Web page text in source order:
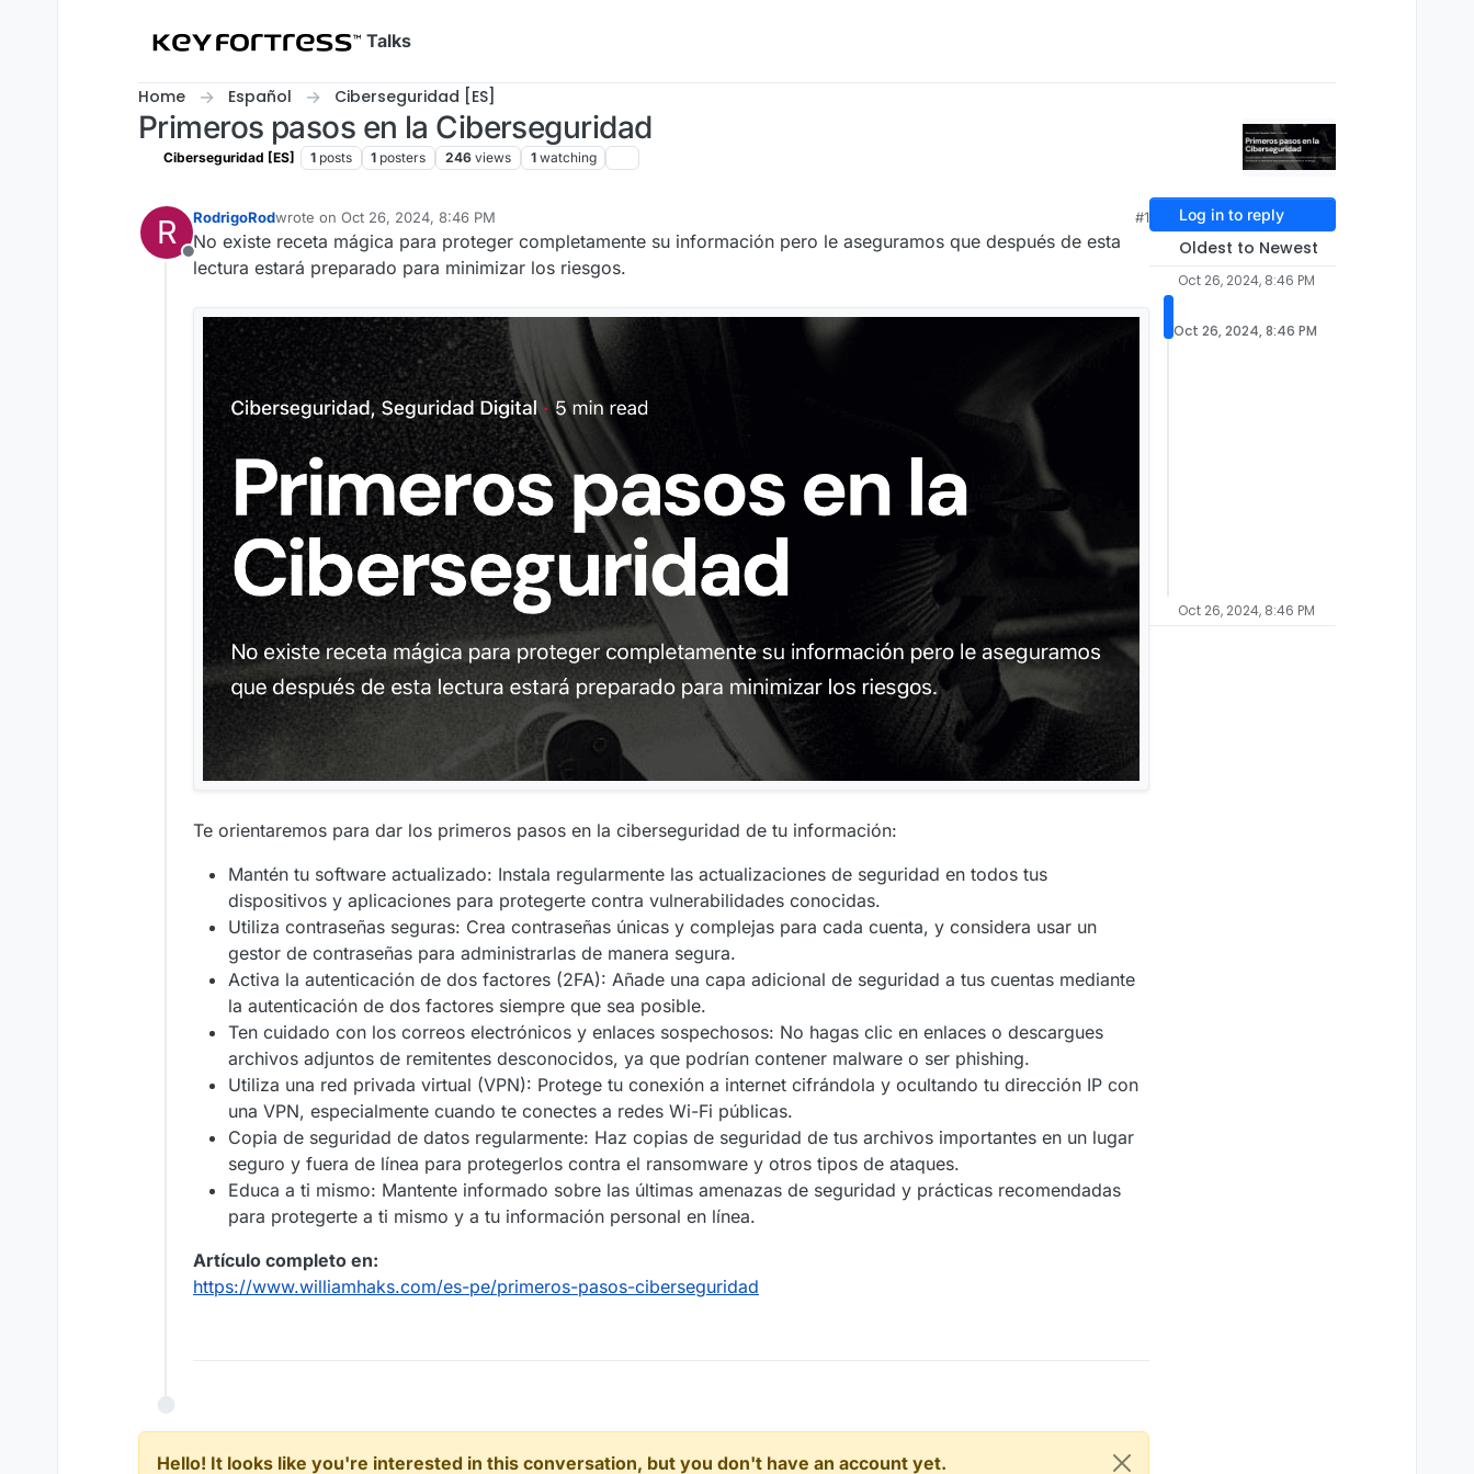
Talks
Home Español Ciberseguridad [ES]
Primeros pasos en la Ciberseguridad
Ciberseguridad [ES] 1 posts 1 posters 246 views 1 watching
R
Offline
RodrigoRodwrote on Oct 26, 2024, 8:46 PM
last edited by RodrigoRodOct 26, 2024, 8:47 PM
#1
No existe receta mágica para proteger completamente su información pero le aseguramos que después de esta
lectura estará preparado para minimizar los riesgos.
Te orientaremos para dar los primeros pasos en la ciberseguridad de tu información:
Mantén tu software actualizado: Instala regularmente las actualizaciones de seguridad en todos tus
dispositivos y aplicaciones para protegerte contra vulnerabilidades conocidas.
Utiliza contraseñas seguras: Crea contraseñas únicas y complejas para cada cuenta, y considera usar un
gestor de contraseñas para administrarlas de manera segura.
Activa la autenticación de dos factores (2FA): Añade una capa adicional de seguridad a tus cuentas mediante
la autenticación de dos factores siempre que sea posible.
Ten cuidado con los correos electrónicos y enlaces sospechosos: No hagas clic en enlaces o descargues
archivos adjuntos de remitentes desconocidos, ya que podrían contener malware o ser phishing.
Utiliza una red privada virtual (VPN): Protege tu conexión a internet cifrándola y ocultando tu dirección IP con
una VPN, especialmente cuando te conectes a redes Wi-Fi públicas.
Copia de seguridad de datos regularmente: Haz copias de seguridad de tus archivos importantes en un lugar
seguro y fuera de línea para protegerlos contra el ransomware y otros tipos de ataques.
Educa a ti mismo: Mantente informado sobre las últimas amenazas de seguridad y prácticas recomendadas
para protegerte a ti mismo y a tu información personal en línea.
Artículo completo en:
https://www.williamhaks.com/es-pe/primeros-pasos-ciberseguridad
Hello! It looks like you're interested in this conversation, but you don't have an account yet.
Log in to reply
Oldest to Newest
Oct 26, 2024, 8:46 PM
Oct 26, 2024, 8:46 PM
Oct 26, 2024, 8:46 PM